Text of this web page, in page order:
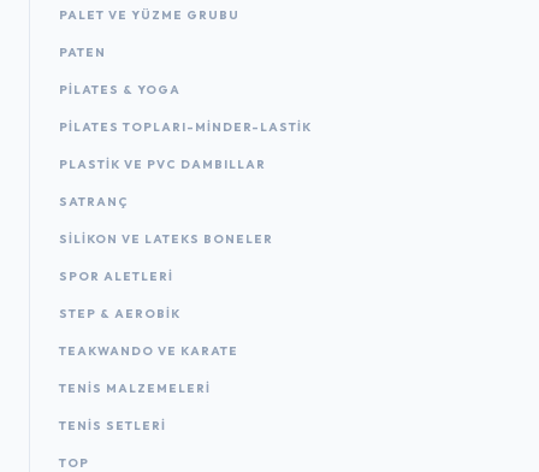
PALET VE YÜZME GRUBU
PATEN
PILATES & YOGA
PILATES TOPLARI-MINDER-LASTIK
PLASTIK VE PVC DAMBILLAR
SATRANÇ
SILIKON VE LATEKS BONELER
SPOR ALETLERI
STEP & AEROBIK
TEAKWANDO VE KARATE
TENIS MALZEMELERI
TENIS SETLERI
TOP